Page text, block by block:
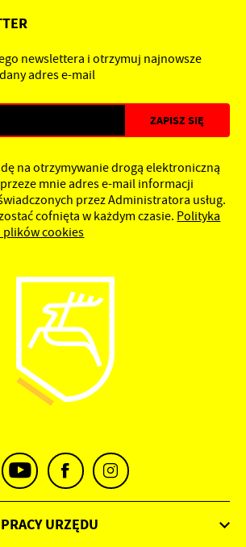
newslettera i otrzymuj najnowsze
adres e-mail
na otrzymywanie drogą elektroniczną
mnie adres e-mail informacji
przez Administratora usług.
cofnięta w każdym czasie. Polityka
plików cookies
URZĘDU